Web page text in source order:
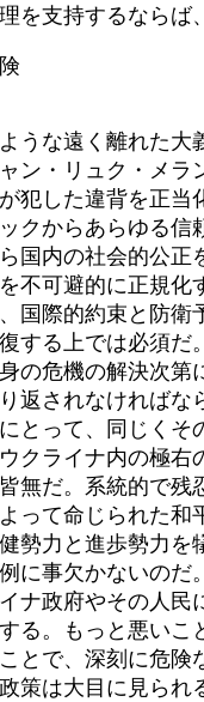
を支持するならば
な遠く離れた大
ン・リュク・メラ
犯した違背を正
クからあらゆる信
内の社会的公正
不可避的に正規
国際的約束と防
する上では必須だ
の危機の解決次第
されなければな
とって、同じく
ライナ内の極右
無だ。系統的で
て命じられた和
勢力と進歩勢力
に事欠かないのだ。
政府やその人民
る。もっと悪い
で、深刻に危険
は大目に見られ